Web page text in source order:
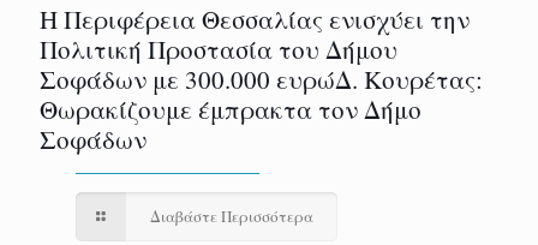
Η Περιφέρεια Θεσσαλίας ενισχύει την
Πολιτική Προστασία του Δήμου
Σοφάδων με 300.000 ευρώΔ. Κουρέτας:
Θωρακίζουμε έμπρακτα τον Δήμο
Σοφάδων
Διαβάστε Περισσότερα